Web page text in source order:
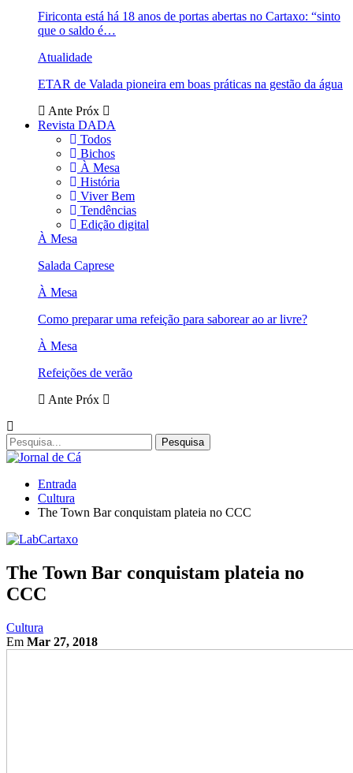
Firiconta está há 18 anos de portas abertas no Cartaxo: “sinto
que o saldo é…
Atualidade
ETAR de Valada pioneira em boas práticas na gestão da água
Ante Próx
Revista DADA
Todos
Bichos
À Mesa
História
Viver Bem
Tendências
Edição digital
À Mesa
Salada Caprese
À Mesa
Como preparar uma refeição para saborear ao ar livre?
À Mesa
Refeições de verão
Ante Próx
Entrada
Cultura
The Town Bar conquistam plateia no CCC
The Town Bar conquistam plateia no
CCC
Cultura
Em Mar 27, 2018